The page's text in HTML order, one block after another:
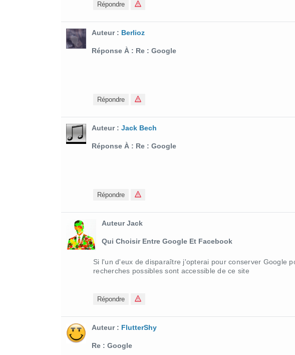
Répondre
Auteur : Berlioz
Réponse À : Re : Google
Répondre
Auteur : Jack Bech
Réponse À : Re : Google
Répondre
Auteur Jack
Qui Choisir Entre Google Et Facebook
Si l'un d'eux de disparaître j'opterai pour conserver Google
recherches possibles sont accessible de ce site
Répondre
Auteur : FlutterShy
Re : Google